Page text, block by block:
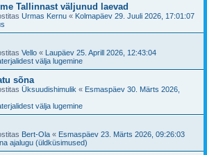
Tallinnast väljunud laevad
Urmas Kernu « Kolmapäev 29. Juuli 2026, 17:01:07
Vello « Laupäev 25. Aprill 2026, 12:43:04
välja lugemine
sõna
Üksuudishimulik « Esmaspäev 30. Märts 2026,
välja lugemine
Bert-Ola « Esmaspäev 23. Märts 2026, 09:26:03
ajalugu (üldküsimused)